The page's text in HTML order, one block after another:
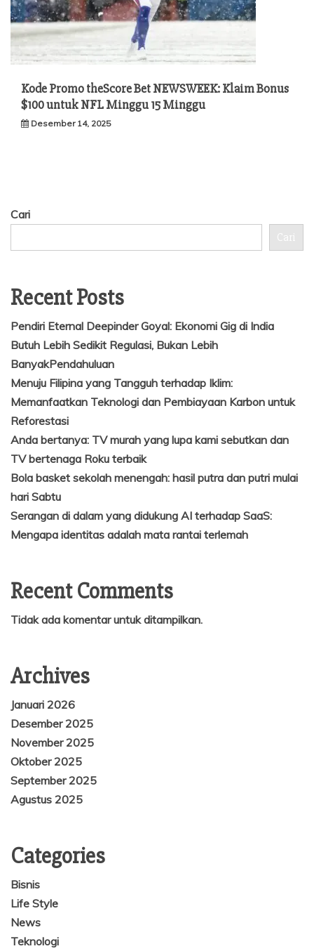
Kode Promo theScore Bet NEWSWEEK: Klaim Bonus
$100 untuk NFL Minggu 15 Minggu
Desember 14, 2025
Cari
Cari
Recent Posts
Pendiri Eternal Deepinder Goyal: Ekonomi Gig di India
Butuh Lebih Sedikit Regulasi, Bukan Lebih
BanyakPendahuluan
Menuju Filipina yang Tangguh terhadap Iklim:
Memanfaatkan Teknologi dan Pembiayaan Karbon untuk
Reforestasi
Anda bertanya: TV murah yang lupa kami sebutkan dan
TV bertenaga Roku terbaik
Bola basket sekolah menengah: hasil putra dan putri mulai
hari Sabtu
Serangan di dalam yang didukung AI terhadap SaaS:
Mengapa identitas adalah mata rantai terlemah
Recent Comments
Tidak ada komentar untuk ditampilkan.
Archives
Januari 2026
Desember 2025
November 2025
Oktober 2025
September 2025
Agustus 2025
Categories
Bisnis
Life Style
News
Teknologi